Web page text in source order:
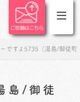
ーですよ5735（湯島/御徒
島/御徒